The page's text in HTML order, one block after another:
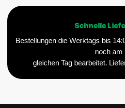
Schnelle
Bestellungen die Werktags bis
noch am
gleichen Tag bearbeitet.